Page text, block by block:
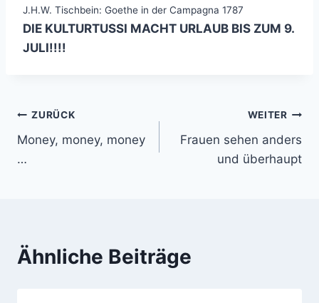
J.H.W. Tischbein: Goethe in der Campagna 1787
DIE KULTURTUSSI MACHT URLAUB BIS ZUM 9.
JULI!!!!
Beitragsnavigation
ZURÜCK
Money, money, money
…
WEITER
Frauen sehen anders
und überhaupt
Ähnliche Beiträge